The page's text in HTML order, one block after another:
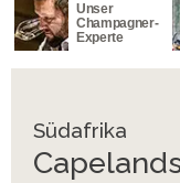
Unser
Champagner-
Experte
Südafrika